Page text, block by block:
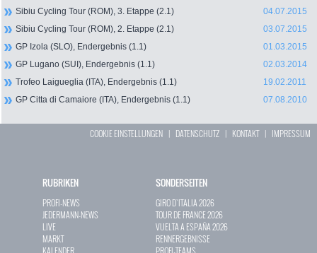
Sibiu Cycling Tour (ROM), 3. Etappe (2.1)
04.07.2015
Sibiu Cycling Tour (ROM), 2. Etappe (2.1)
03.07.2015
GP Izola (SLO), Endergebnis (1.1)
01.03.2015
GP Lugano (SUI), Endergebnis (1.1)
02.03.2014
Trofeo Laigueglia (ITA), Endergebnis (1.1)
19.02.2011
GP Citta di Camaiore (ITA), Endergebnis (1.1)
07.08.2010
COOKIE EINSTELLUNGEN | DATENSCHUTZ | KONTAKT| IMPRESSUM
RUBRIKEN
PROFI-NEWS
JEDERMANN-NEWS
LIVE
MARKT
SONDERSEITEN
GIRO D`ITALIA 2026
TOUR DE FRANCE 2026
VUELTA A ESPAÑA 2026
RENNERGEBNISSE